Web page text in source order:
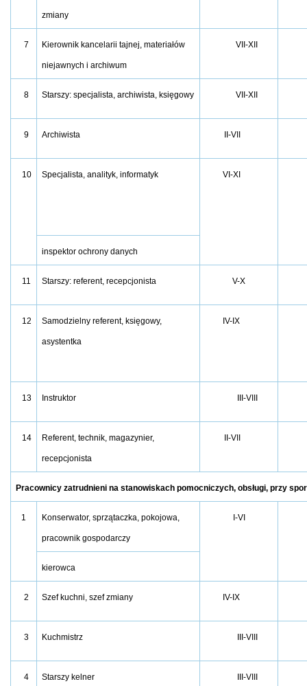
zmiany
7 Kierownik kancelarii tajnej, materiałów
niejawnych i archiwum
VII-XII
8 Starszy: specjalista, archiwista, księgowy VII-XII
9 Archiwista II-VII
10 Specjalista, analityk, informatyk VI-XI
inspektor ochrony danych
11 Starszy: referent, recepcjonista V-X
12 Samodzielny referent, księgowy,
asystentka
IV-IX
13 Instruktor III-VIII
14 Referent, technik, magazynier,
recepcjonista
II-VII
Pracownicy zatrudnieni na stanowiskach pomocniczych, obsługi, przy
1 Konserwator, sprzątaczka, pokojowa,
pracownik gospodarczy
I-VI
kierowca
2 Szef kuchni, szef zmiany IV-IX
3 Kuchmistrz III-VIII
4 Starszy kelner III-VIII